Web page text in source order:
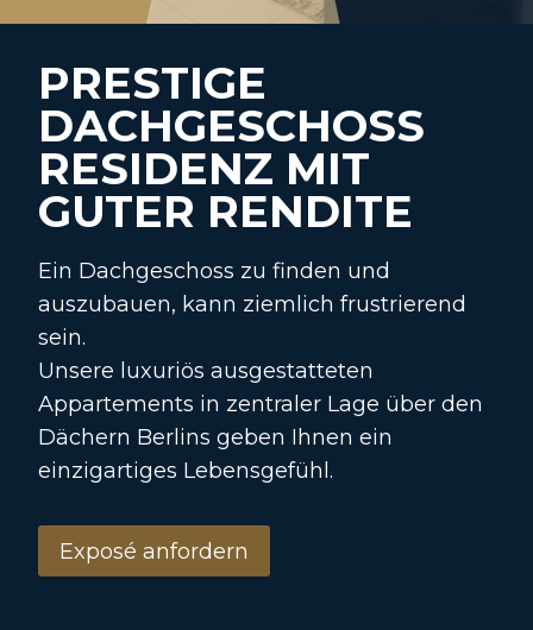
PRESTIGE
DACHGESCHOSS
RESIDENZ MIT
GUTER RENDITE
Ein Dachgeschoss zu finden und
auszubauen, kann ziemlich frustrierend
sein.
Unsere luxuriös ausgestatteten
Appartements in zentraler Lage über den
Dächern Berlins geben Ihnen ein
einzigartiges Lebensgefühl.
Exposé anfordern